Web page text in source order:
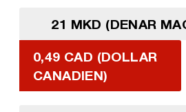
21 MKD (DENAR
0,49 CAD (DOLLAR
CANADIEN)